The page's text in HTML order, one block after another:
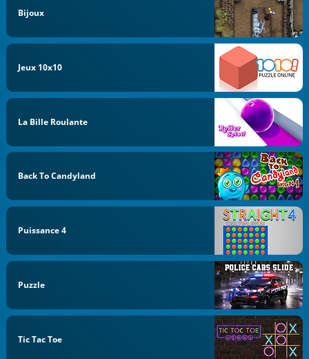
Bijoux
Jeux 10x10
La Bille Roulante
Back To Candyland
Puissance 4
Puzzle
Tic Tac Toe